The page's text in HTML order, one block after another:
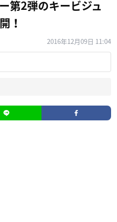
第2弾のキービジュ
！
2016年12月09日 11:04